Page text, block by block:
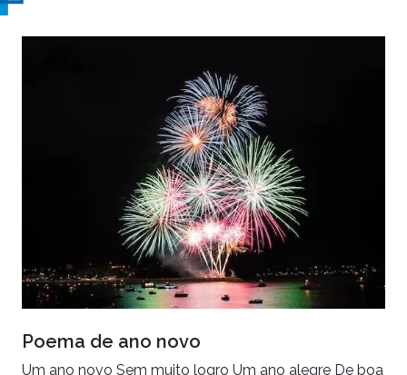
Poema de ano novo
Um ano novo Sem muito logro Um ano alegre De boa